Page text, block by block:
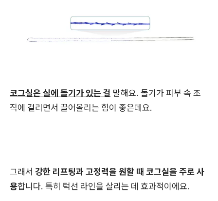
코그실은 실에 돌기가 있는 걸 말해요. 돌기가 피부 속 조
직에 걸리면서 끌어올리는 힘이 좋은데요.
그래서 강한 리프팅과 고정력을 원할 때 코그실을 주로 사
용합니다. 특히 턱선 라인을 살리는 데 효과적이에요.